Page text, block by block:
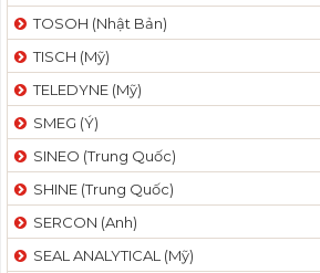
TOSOH (Nhật Bản)
TISCH (Mỹ)
TELEDYNE (Mỹ)
SMEG (Ý)
SINEO (Trung Quốc)
SHINE (Trung Quốc)
SERCON (Anh)
SEAL ANALYTICAL (Mỹ)